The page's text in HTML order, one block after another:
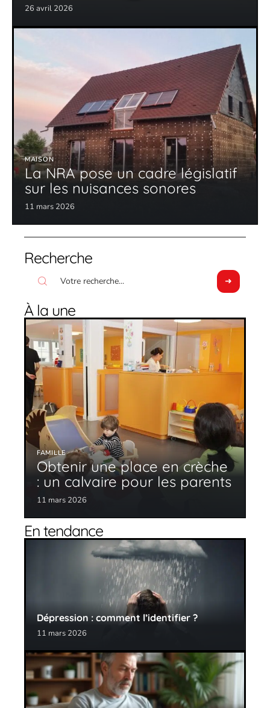
26 avril 2026
MAISON
La NRA pose un cadre législatif
sur les nuisances sonores
11 mars 2026
Recherche
À la une
FAMILLE
Obtenir une place en crèche
: un calvaire pour les parents
11 mars 2026
En tendance
Dépression : comment l’identifier ?
11 mars 2026